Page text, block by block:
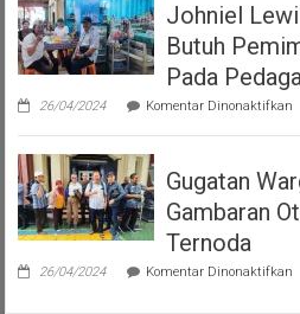
Johniel
Butuh
Pada
26/04/2024 Komentar Dinonaktifkan
:
Gugatan
Gambaran
Ternoda
26/04/2024 Komentar Dinonaktifkan